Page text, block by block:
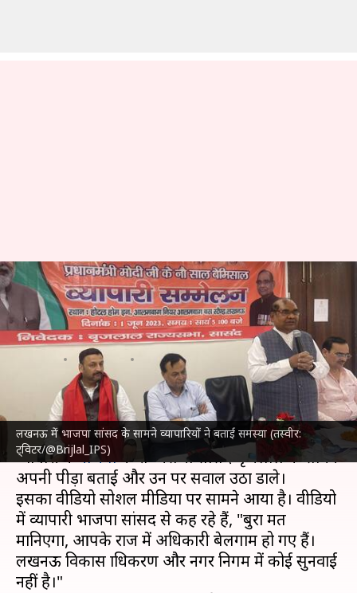
लखनऊ में भाजपा सांसद के सामने व्यापारियों ने बताई समस्या (तस्वीर:
ट्विटर/@Brijlal_IPS)
लखनऊ: भाजपा सांसद के सामने ही
व्यापारी बोले- आपके राज में
अधिकारी बेलगाम हो गए हैं
Jun 02, 2023 01:18 pm
क्या है खबर?
उत्तर प्रदेशकी राजधानी लखनऊ में सम्मेलन के दौरान एक
व्यापारी नेभाजपाके राज्यसभा सांसद बृजलाल के सामने
अपनी पीड़ा बताई और उन पर सवाल उठा डाले।
इसका वीडियो सोशल मीडिया पर सामने आया है। वीडियो
में व्यापारी भाजपा सांसद से कह रहे हैं, "बुरा मत
मानिएगा, आपके राज में अधिकारी बेलगाम हो गए हैं।
लखनऊ विकास प्राधिकरण और नगर निगम में कोई सुनवाई
नहीं है।"